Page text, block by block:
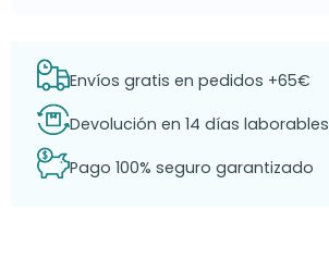
Envíos gratis en pedidos +65€
Devolución en 14 días laborables
Pago 100% seguro garantizado